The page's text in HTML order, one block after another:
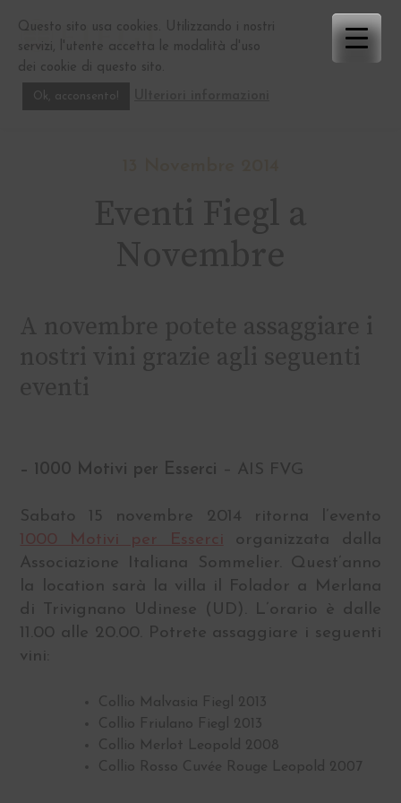
content
– 1000 Motivi per Esserci – AIS FVG
Sabato 15 novembre 2014 ritorna l’evento
1000 Motivi per Esserci
organizzata dalla
Associazione Italiana Sommelier. Quest’anno
la location sarà la villa il Folador a Merlana
di Trivignano Udinese (UD). L’orario è dalle
11.00 alle 20.00. Potrete assaggiare i seguenti
vini:
Collio Malvasia Fiegl 2013
Collio Friulano Fiegl 2013
Collio Merlot Leopold 2008
Collio Rosso Cuvée Rouge Leopold 2007
Questo sito usa cookies. Utilizzando i nostri
servizi, l'utente accetta le modalità d'uso
dei cookie di questo sito.
Ok, acconsento!